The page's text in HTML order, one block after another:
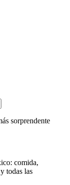
sorprendente
comida,
todas las